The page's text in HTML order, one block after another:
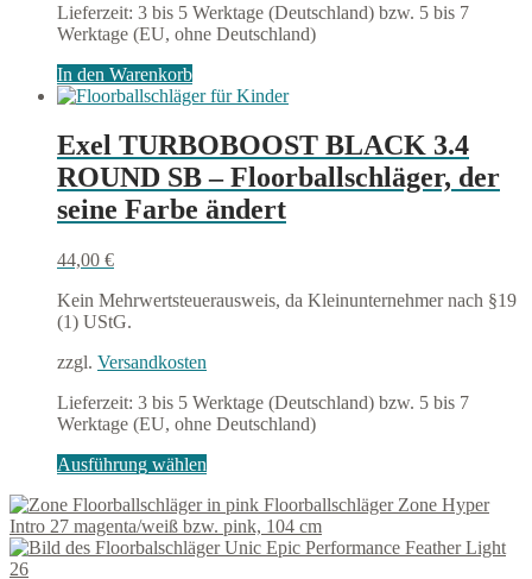
Lieferzeit: 3 bis 5 Werktage (Deutschland) bzw. 5 bis 7
Werktage (EU, ohne Deutschland)
In den Warenkorb
Exel TURBOBOOST BLACK 3.4
ROUND SB – Floorballschläger, der
seine Farbe ändert
44,00 €
Kein Mehrwertsteuerausweis, da Kleinunternehmer nach §19
(1) UStG.
zzgl. Versandkosten
Lieferzeit: 3 bis 5 Werktage (Deutschland) bzw. 5 bis 7
Werktage (EU, ohne Deutschland)
Ausführung wählen
weist
mehrere
Varianten
Floorballschläger Zone Hyper
Intro 27 magenta/weiß bzw. pink, 104 cm